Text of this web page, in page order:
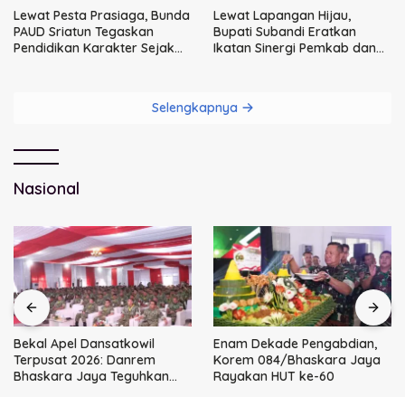
Lewat Pesta Prasiaga, Bunda
PAUD Sriatun Tegaskan
Pendidikan Karakter Sejak
Lewat Lapangan Hijau,
Bupati Subandi Eratkan
Ikatan Sinergi Pemkab dan
Selengkapnya
Nasional
Bekal Apel Dansatkowil
Terpusat 2026: Danrem
Bhaskara Jaya Teguhkan
Enam Dekade Pengabdian,
Korem 084/Bhaskara Jaya
Rayakan HUT ke-60